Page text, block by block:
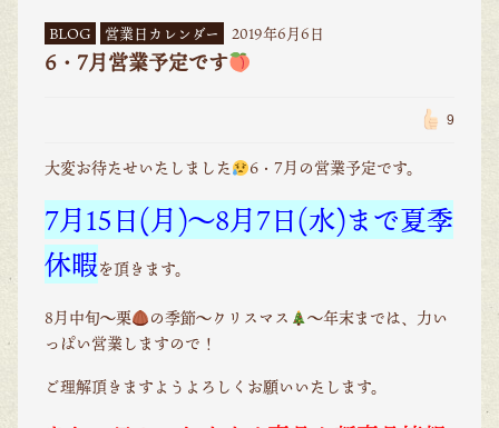
BLOG 営業日カレンダー 2019年6月6日
6・7月営業予定です
9
大変お待たせいたしました 6・7月の営業予定です。
7月15日(月)～8月7日(水)まで夏季
休暇を頂きます。
8月中旬～栗 の季節～クリスマス
～年末までは、力い
っぱい営業しますので！
ご理解頂きますようよろしくお願いいたします。